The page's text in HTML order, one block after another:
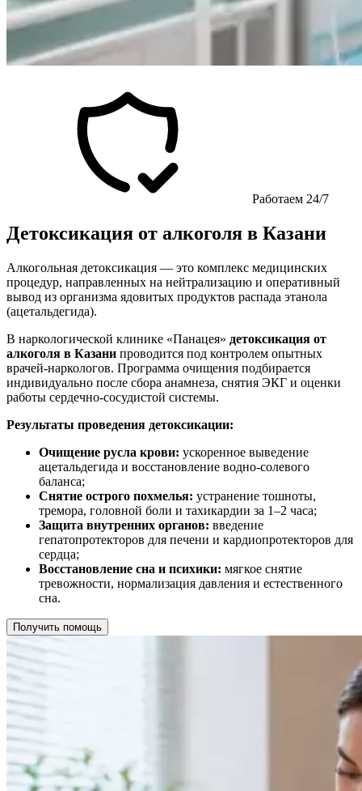
Работаем 24/7
Детоксикация от алкоголя в Казани
Алкогольная детоксикация — это комплекс медицинских
процедур, направленных на нейтрализацию и оперативный
вывод из организма ядовитых продуктов распада этанола
(ацетальдегида).
В наркологической клинике «Панацея» детоксикация от
алкоголя в Казани проводится под контролем опытных
врачей-наркологов. Программа очищения подбирается
индивидуально после сбора анамнеза, снятия ЭКГ и оценки
работы сердечно-сосудистой системы.
Результаты проведения детоксикации:
Очищение русла крови: ускоренное выведение
ацетальдегида и восстановление водно-солевого
баланса;
Снятие острого похмелья: устранение тошноты,
тремора, головной боли и тахикардии за 1–2 часа;
Защита внутренних органов: введение
гепатопротекторов для печени и кардиопротекторов для
сердца;
Восстановление сна и психики: мягкое снятие
тревожности, нормализация давления и естественного
сна.
Получить помощь